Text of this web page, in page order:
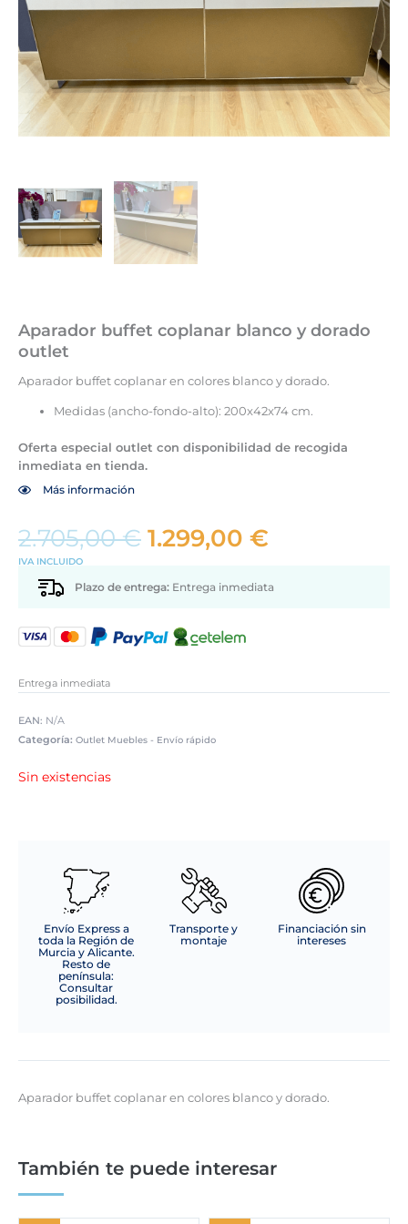
Aparador buffet coplanar blanco y dorado
outlet
Aparador buffet coplanar en colores blanco y dorado.
Medidas (ancho-fondo-alto): 200x42x74 cm.
Oferta especial outlet con disponibilidad de recogida
inmediata en tienda.
Más información
2.705,00€ El
precio
era:
1.299,00 €
es:
IVA INCLUIDO
Plazo de entrega: Entrega inmediata
Entrega inmediata
EAN: N/A
Categoría: Outlet Muebles - Envío rápido
Sin existencias
Envío Express a
toda la Región de
Murcia y Alicante.
Resto de
península:
Consultar
posibilidad.
Transporte y
montaje
Financiación sin
intereses
Aparador buffet coplanar en colores blanco y dorado.
También te puede interesar